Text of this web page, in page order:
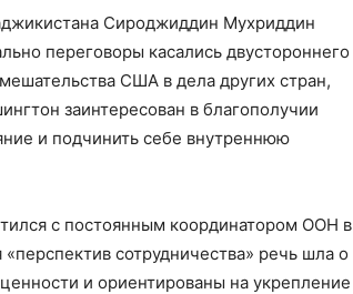
Сироджиддин Мухриддин
переговоры касались двустороннего
США в дела других стран,
заинтересован в благополучии
и подчинить себе внутреннюю
с постоянным координатором ООН в
сотрудничества» речь шла о
и ориентированы на укрепление